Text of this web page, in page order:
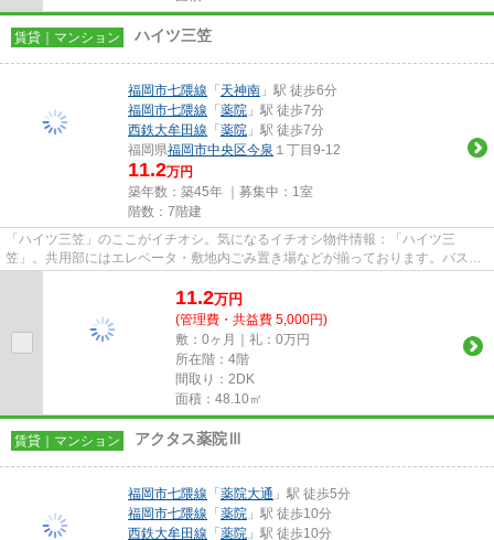
賃貸｜マンション ハイツ三笠
福岡市七隈線 「天神南 」駅 徒歩6分
福岡市七隈線 「薬院 」駅 徒歩7分
西鉄大牟田線 「薬院 」駅 徒歩7分
福岡県福岡市中央区今泉 １丁目9-12
11.2万円
築年数：築45年 ｜募集中： 1室
階数：7階建
「ハイツ三笠」のここがイチオシ。気になるイチオシ物件情報：「ハイツ三
笠」。共用部にはエレベータ・敷地内ごみ置き場などが揃っております。バス停
が徒歩3分圏内にございます。こち...
11.2万円
(管理費・共益費 5,000円)
敷：0ヶ月｜礼：0万円
所在階：4階
間取り：2DK
面積：48.10㎡
賃貸｜マンション アクタス薬院Ⅲ
福岡市七隈線 「薬院大通 」駅 徒歩5分
福岡市七隈線 「薬院 」駅 徒歩10分
西鉄大牟田線 「薬院 」駅 徒歩10分